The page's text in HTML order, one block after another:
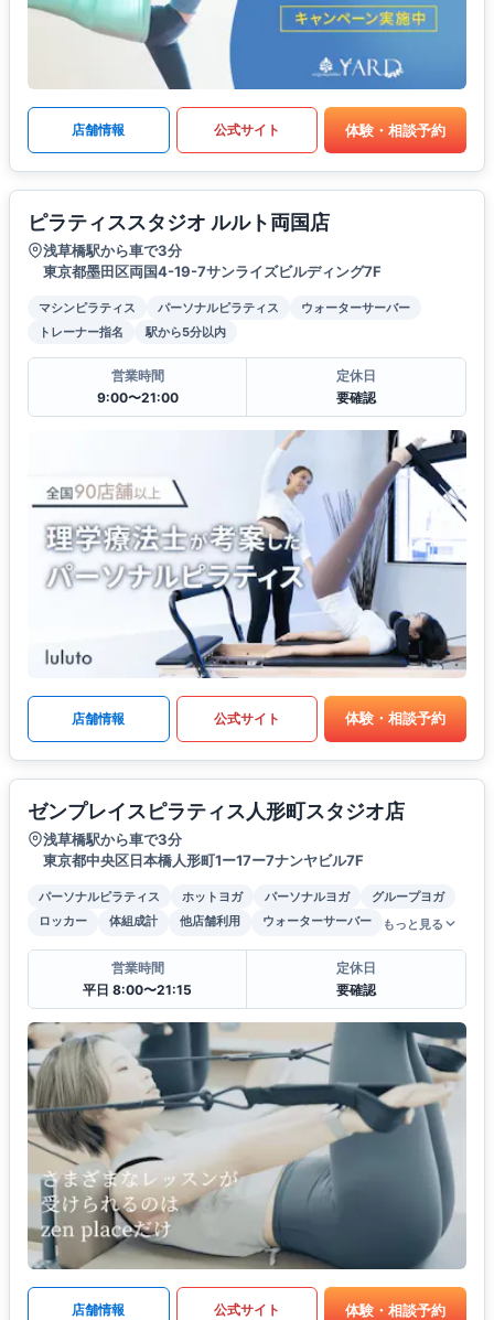
店舗情報 公式サイト 体験・相談予約
ピラティススタジオ ルルト両国店
浅草橋駅から車で3分
東京都墨田区両国4-19-7サンライズビルディング7F
マシンピラティス パーソナルピラティス
ウォーターサーバー
トレーナー指名
駅から5分以内
営業時間
9:00〜21:00
定休日
要確認
店舗情報 公式サイト 体験・相談予約
ゼンプレイスピラティス人形町スタジオ店
浅草橋駅から車で3分
東京都中央区日本橋人形町1ー17ー7ナンヤビル7F
パーソナルピラティス ホットヨガ パーソナルヨガ
グループヨガ
ロッカー
体組成計 他店舗利用 ウォーターサーバー もっと見る
営業時間
平日 8:00〜21:15
定休日
要確認
店舗情報 公式サイト 体験・相談予約